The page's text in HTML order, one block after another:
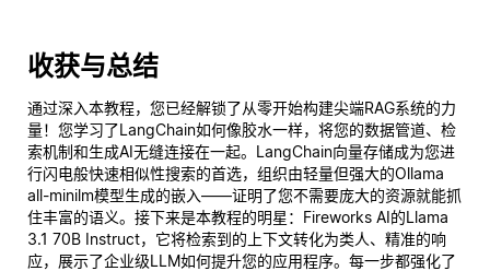
收获与总结
通过深入本教程，您已经解锁了从零开始构建尖端RAG系统的力
量！您学习了LangChain如何像胶水一样，将您的数据管道、检
索机制和生成AI无缝连接在一起。LangChain向量存储成为您进
行闪电般快速相似性搜索的首选，组织由轻量但强大的Ollama
all-minilm模型生成的嵌入——证明了您不需要庞大的资源就能抓
住丰富的语义。接下来是本教程的明星：Fireworks AI的Llama
3.1 70B Instruct，它将检索到的上下文转化为类人、精准的响
应，展示了企业级LLM如何提升您的应用程序。每一步都强化了